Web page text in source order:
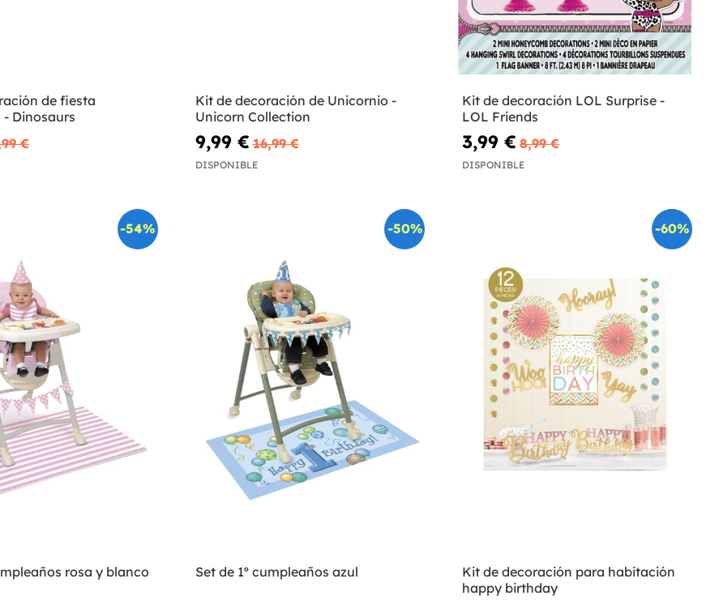
de fiesta
Dinosaurs
€
Kit de decoración de Unicornio -
Unicorn Collection
9,99 € 16,99 €
DISPONIBLE
Kit de decoración LOL Surprise -
LOL Friends
3,99 € 8,99 €
DISPONIBLE
-54%
rosa y blanco
-50%
Set de 1º cumpleaños azul
-60%
Kit de decoración para habitación
happy birthday